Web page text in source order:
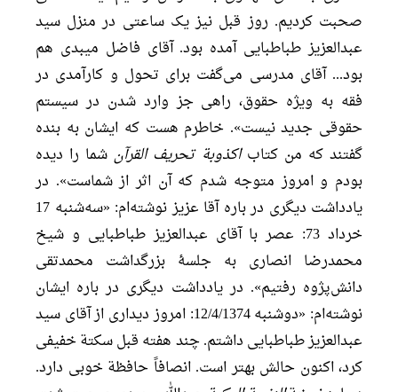
صحبت کردیم. روز قبل نیز یک ساعتی در منزل سید
عبدالعزیز طباطبایی آمده بود. آقای فاضل میبدی هم
بود... آقای مدرسی می‌گفت برای تحول و کارآمدی در
فقه به ویژه حقوق، راهی جز وارد شدن در سیستم
حقوقی جدید نیست». خاطرم هست که ایشان به بنده
گفتند که من کتاباکذوبة تحریف القرآنشما را دیده
بودم و امروز متوجه شدم که آن اثر از شماست». در
یادداشت دیگری در باره آقا عزیز نوشته‌ام: «سه‌شنبه 17
خرداد 73: عصر با آقای عبدالعزیز طباطبایی و شیخ
محمدرضا انصاری به جلسۀ بزرگداشت محمدتقی
دانش‌پژوه رفتیم». در یادداشت دیگری در باره ایشان
نوشته‌ام: «دوشنبه 12/4/1374: امروز دیداری از آقای سید
عبدالعزیز طباطبایی داشتم. چند هفته قبل سکتة خفیفی
کرد، اکنون حالش بهتر است. انصافاً حافظة خوبی دارد.